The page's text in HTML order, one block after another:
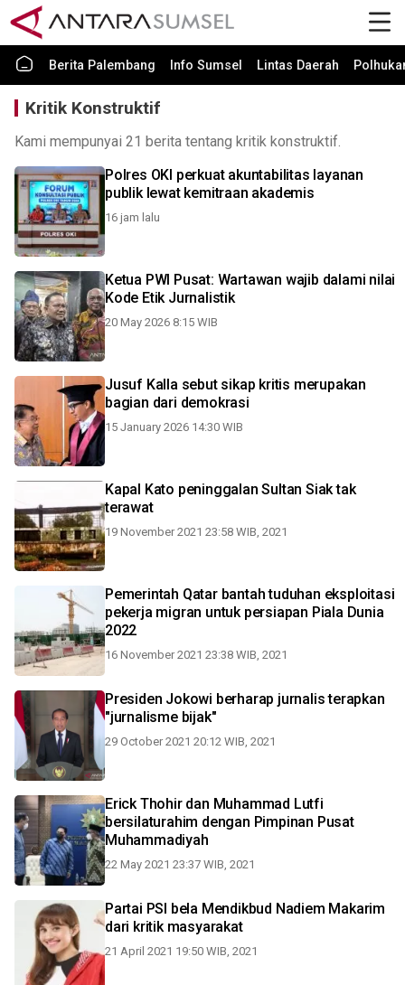
Berita Palembang Info Sumsel Lintas Daerah
Kritik Konstruktif
Kami mempunyai 21 berita tentang kritik konstruktif.
Polres OKI perkuat akuntabilitas layanan
publik lewat kemitraan akademis
16 jam lalu
Ketua PWI Pusat: Wartawan wajib dalami nilai
Kode Etik Jurnalistik
20 May 2026 8:15 WIB
Jusuf Kalla sebut sikap kritis merupakan
bagian dari demokrasi
15 January 2026 14:30 WIB
Kapal Kato peninggalan Sultan Siak tak
terawat
19 November 2021 23:58 WIB, 2021
Pemerintah Qatar bantah tuduhan eksploitasi
pekerja migran untuk persiapan Piala Dunia
2022
16 November 2021 23:38 WIB, 2021
Presiden Jokowi berharap jurnalis terapkan
"jurnalisme bijak"
29 October 2021 20:12 WIB, 2021
Erick Thohir dan Muhammad Lutfi
bersilaturahim dengan Pimpinan Pusat
Muhammadiyah
22 May 2021 23:37 WIB, 2021
Partai PSI bela Mendikbud Nadiem Makarim
dari kritik masyarakat
21 April 2021 19:50 WIB, 2021